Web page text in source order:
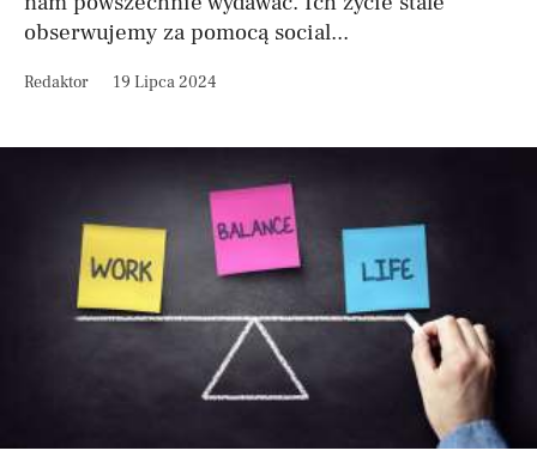
obserwujemy za pomocą social...
Redaktor 19 Lipca 2024